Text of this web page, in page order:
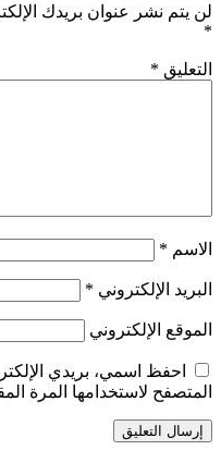
لن يتم نشر عنوان بريدك
*
التعليق *
الاسم *
البريد الإلكتروني *
الموقع الإلكتروني
احفظ اسمي، بريدي
المتصفح لاستخدامها المرة